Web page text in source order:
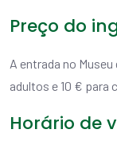
Preço do
A entrada no
adultos e 10 € para
Horário de